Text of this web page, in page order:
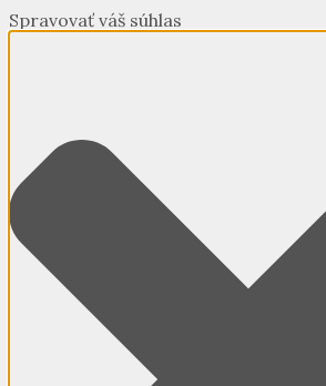
Spravovať váš súhlas